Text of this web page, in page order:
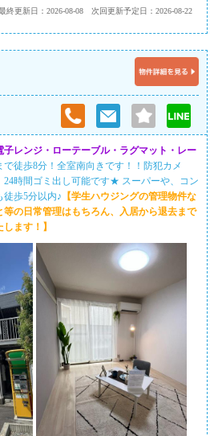
次回更新予定日：2026-08-22
終更新日：2026-08-08
レンジ・ローテーブル・ラグマット・レー
で徒歩8分！全室南向きです！！防犯カメ
24時間ゴミ出し可能です★ スーパーや、コン
徒歩5分以内♪ 【学生ハウジングの管理物件な
の日常管理はもちろん、入居から退去まで
ます！】